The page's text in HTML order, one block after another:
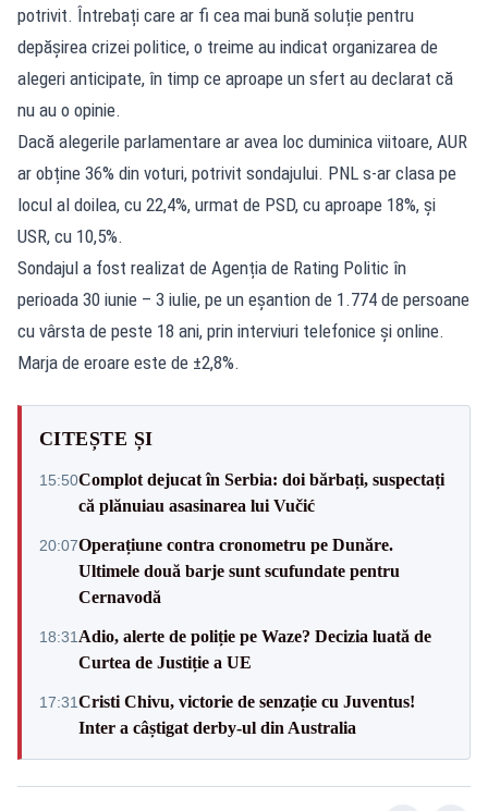
potrivit. Întrebați care ar fi cea mai bună soluție pentru
depășirea crizei politice, o treime au indicat organizarea de
alegeri anticipate, în timp ce aproape un sfert au declarat că
nu au o opinie.
Dacă alegerile parlamentare ar avea loc duminica viitoare, AUR
ar obține 36% din voturi, potrivit sondajului. PNL s-ar clasa pe
locul al doilea, cu 22,4%, urmat de PSD, cu aproape 18%, și
USR, cu 10,5%.
Sondajul a fost realizat de Agenția de Rating Politic în
perioada 30 iunie – 3 iulie, pe un eșantion de 1.774 de persoane
cu vârsta de peste 18 ani, prin interviuri telefonice și online.
Marja de eroare este de ±2,8%.
CITEȘTE ȘI
15:50Complot dejucat în Serbia: doi bărbați, suspectați
că plănuiau asasinarea lui Vučić
20:07Operațiune contra cronometru pe Dunăre.
Ultimele două barje sunt scufundate pentru
Cernavodă
18:31 Adio, alerte de poliție pe Waze? Decizia luată de
Curtea de Justiție a UE
17:31Cristi Chivu, victorie de senzație cu Juventus!
Inter a câștigat derby-ul din Australia